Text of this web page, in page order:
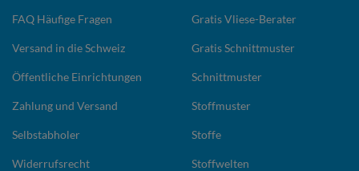
FAQ Häufige Fragen
Versand in die Schweiz
Öffentliche Einrichtungen
Zahlung und Versand
Selbstabholer
Widerrufsrecht
Gratis Vliese-Berater
Gratis Schnittmuster
Schnittmuster
Stoffmuster
Stoffe
Stoffwelten